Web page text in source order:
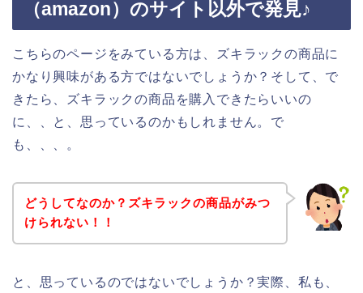
（amazon）のサイト以外で発見♪
こちらのページをみている方は、ズキラックの商品に
かなり興味がある方ではないでしょうか？そして、で
きたら、ズキラックの商品を購入できたらいいの
に、、と、思っているのかもしれません。で
も、、、。
どうしてなのか？ズキラックの商品がみつ
けられない！！
と、思っているのではないでしょうか？実際、私も、